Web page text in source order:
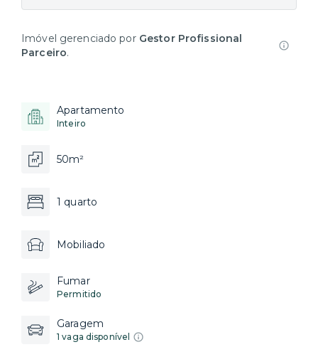
Imóvel gerenciado por Gestor Profissional
Parceiro.
Apartamento
Inteiro
50m²
1 quarto
Mobiliado
Fumar
Permitido
Garagem
1 vaga disponível